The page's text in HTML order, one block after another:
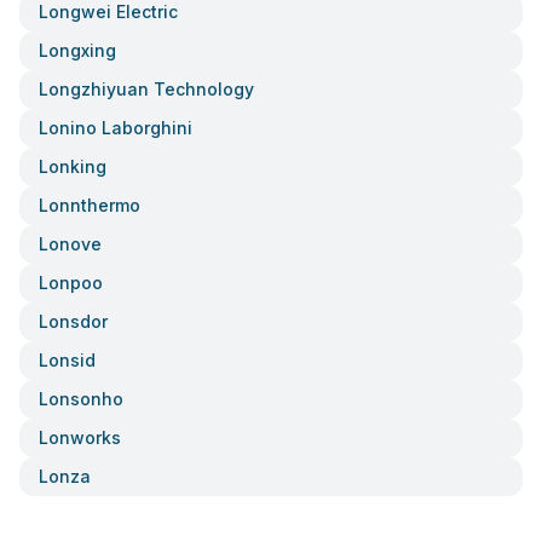
Longwei Electric
Longxing
Longzhiyuan Technology
Lonino Laborghini
Lonking
Lonnthermo
Lonove
Lonpoo
Lonsdor
Lonsid
Lonsonho
Lonworks
Lonza